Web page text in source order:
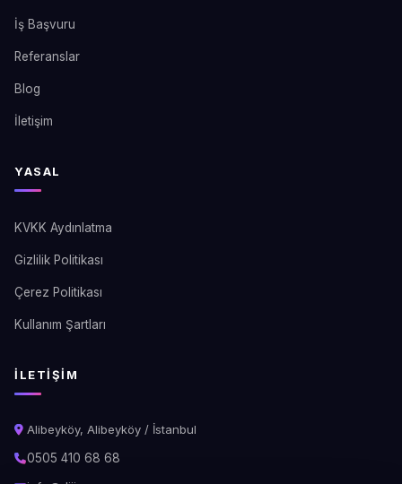
İş Başvuru
Referanslar
Blog
İletişim
YASAL
KVKK Aydınlatma
Gizlilik Politikası
Çerez Politikası
Kullanım Şartları
İLETIŞIM
Alibeyköy, Alibeyköy / İstanbul
0505 410 68 68